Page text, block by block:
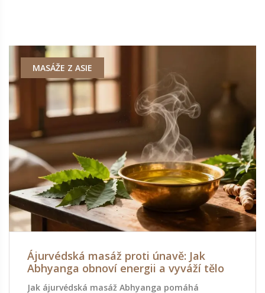
MASÁŽE Z ASIE
Ájurvédská masáž proti únavě: Jak
Abhyanga obnoví energii a vyváží tělo
Jak ájurvédská masáž Abhyanga pomáhá